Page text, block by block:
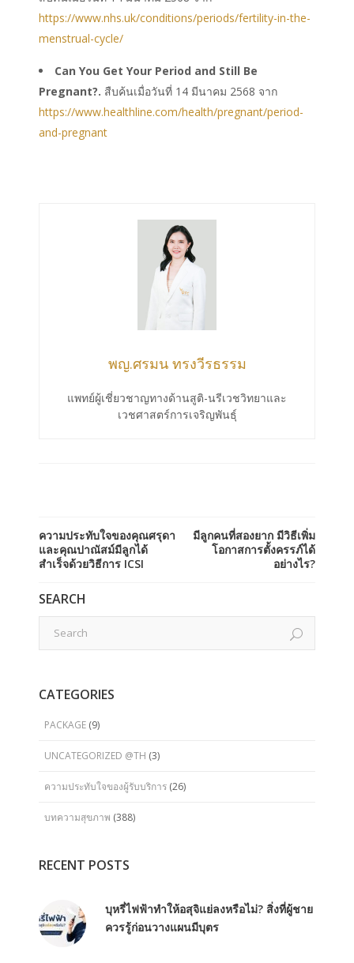
https://www.nhs.uk/conditions/periods/fertility-in-the-
menstrual-cycle/
Can You Get Your Period and Still Be
Pregnant?. สืบค้นเมื่อวันที่ 14 มีนาคม 2568 จาก
https://www.healthline.com/health/pregnant/period-
and-pregnant
พญ.ศรมน ทรงวีรธรรม
แพทย์ผู้เชี่ยวชาญทางด้านสูติ-นรีเวชวิทยาและ
เวชศาสตร์การเจริญพันธุ์
ความประทับใจของคุณศรุดา
และคุณปาณัสม์มีลูกได้
สำเร็จด้วยวิธีการ ICSI
มีลูกคนที่สองยาก มีวิธีเพิ่ม
โอกาสการตั้งครรภ์ได้
อย่างไร?
SEARCH
CATEGORIES
PACKAGE (9)
UNCATEGORIZED @TH (3)
ความประทับใจของผู้รับบริการ (26)
บทความสุขภาพ (388)
RECENT POSTS
บุหรี่ไฟฟ้าทำให้อสุจิแย่ลงหรือไม่? สิ่งที่ผู้ชาย
ควรรู้ก่อนวางแผนมีบุตร